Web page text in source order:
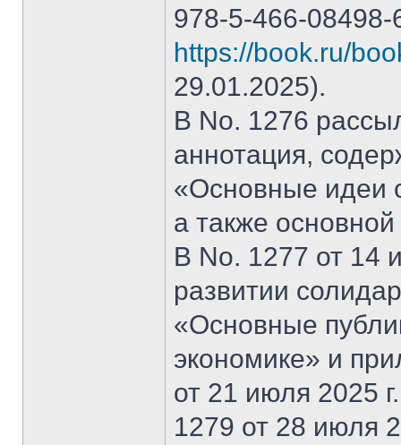
978-5-466-
https://book.ru/
29.01.2025).
В No. 1276
аннотация,
«Основные идеи
а также
В No. 1277 от 14
развитии
«Основные
экономике» и
от 21 июля 2025
1279 от 28 июля